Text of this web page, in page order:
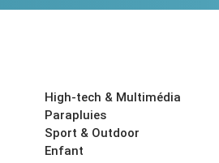
High-tech & Multimédia
Parapluies
Sport & Outdoor
Enfant